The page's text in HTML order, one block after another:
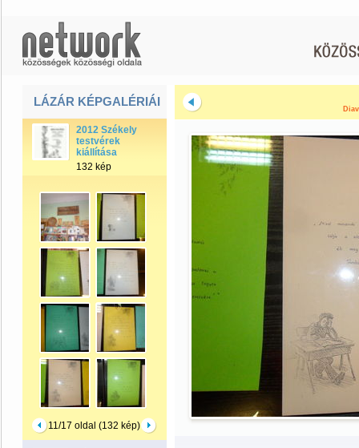
LÁZÁR KÉPGALÉRIÁI
2012 Székely
testvérek
kiállítása
132 kép
11/17 oldal (132 kép)